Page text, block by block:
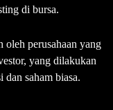
di bursa.
oleh perusahaan yang
yang dilakukan
dan saham biasa.